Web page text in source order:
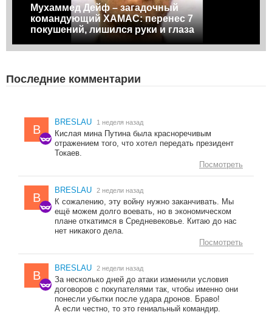
Мухаммед Дейф – загадочный
командующий ХАМАС: перенес 7
покушений, лишился руки и глаза
Последние комментарии
B
BRESLAU 1 неделя назад
Кислая мина Путина была красноречивым
отражением того, что хотел передать президент
Токаев.
Посмотреть
B
BRESLAU 2 недели назад
К сожалению, эту войну нужно заканчивать. Мы
ещё можем долго воевать, но в экономическом
плане откатимся в Средневековье. Китаю до нас
нет никакого дела.
Посмотреть
B
BRESLAU 2 недели назад
За несколько дней до атаки изменили условия
договоров с покупателями так, чтобы именно они
понесли убытки после удара дронов. Браво!
А если честно, то это гениальный командир.